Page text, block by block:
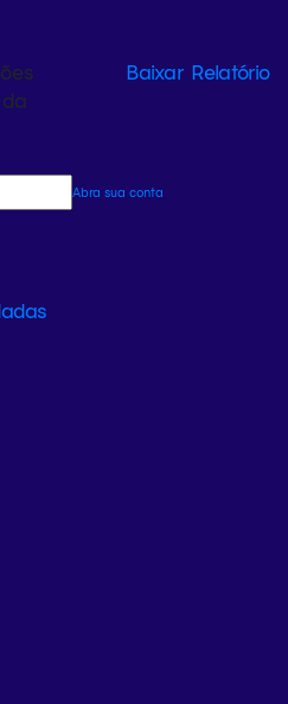
Baixar Relatório
Abra sua conta